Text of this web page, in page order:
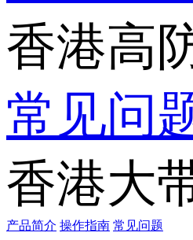
香港高
常见问
香港大
产品简介 操作指南 常见问题